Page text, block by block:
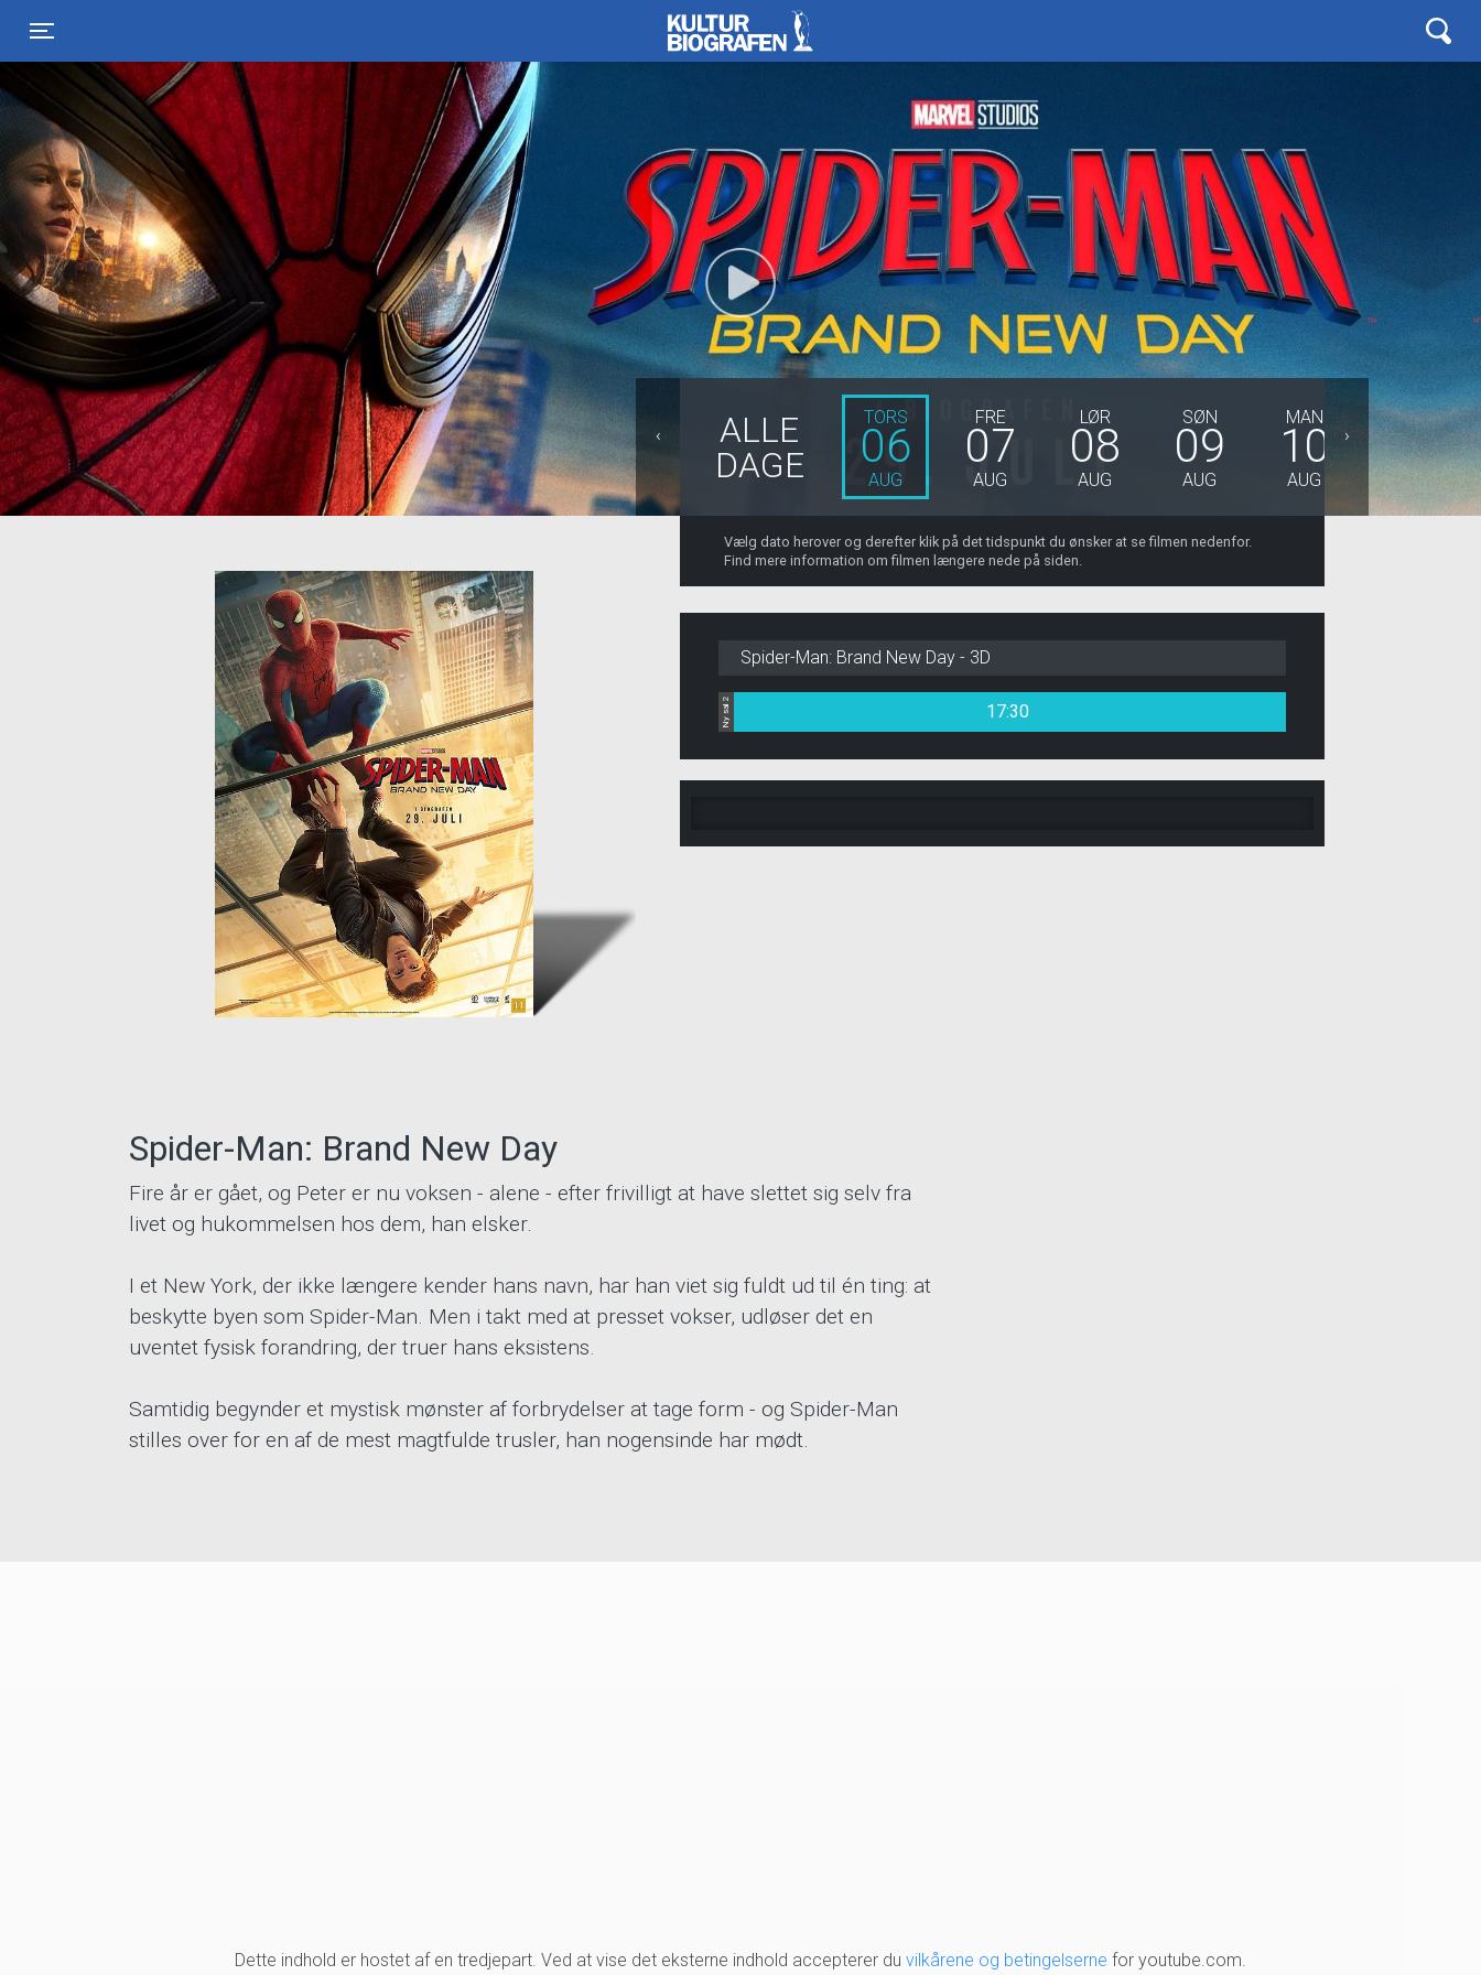
Kulturbiografen
‹
ALLE
DAGE
TORS
06
AUG
FRE
07
AUG
LØR
08
AUG
SØN
09
AUG
MAN
10
AUG
TIRS
11
›
Vælg dato herover og derefter klik på det tidspunkt du ønsker at se filmen nedenfor.
Find mere information om filmen længere nede på siden.
Spider-Man: Brand New Day - 3D
Ny sal 2 17:30
Spider-Man: Brand New Day
Fire år er gået, og Peter er nu voksen - alene - efter frivilligt at have slettet sig selv fra
livet og hukommelsen hos dem, han elsker.
I et New York, der ikke længere kender hans navn, har han viet sig fuldt ud til én ting: at
beskytte byen som Spider-Man. Men i takt med at presset vokser, udløser det en
uventet fysisk forandring, der truer hans eksistens.
Samtidig begynder et mystisk mønster af forbrydelser at tage form - og Spider-Man
stilles over for en af de mest magtfulde trusler, han nogensinde har mødt.
Dette indhold er hostet af en tredjepart. Ved at vise det eksterne indhold accepterer du vilkårene og betingelserne for youtube.com.